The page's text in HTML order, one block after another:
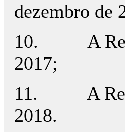
dezembro de
10. A
2017;
11. A
2018.